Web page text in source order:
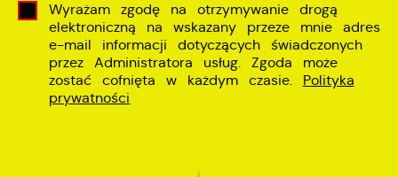
Wyrażam zgodę na otrzymywanie drogą
elektroniczną na wskazany przeze mnie adres
e-mail informacji dotyczących świadczonych
przez Administratora usług. Zgoda może
zostać cofnięta w każdym czasie. Polityka
prywatności